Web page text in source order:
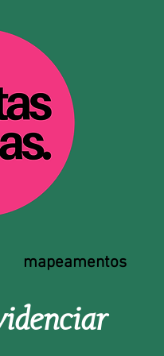
mapeamentos